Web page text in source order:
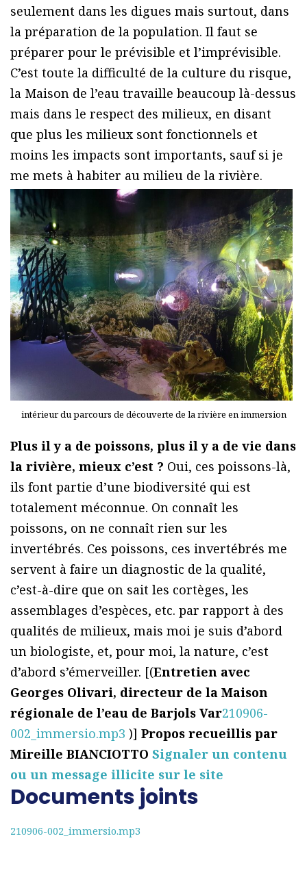
seulement dans les digues mais surtout, dans
la préparation de la population. Il faut se
préparer pour le prévisible et l’imprévisible.
C’est toute la difficulté de la culture du risque,
la Maison de l’eau travaille beaucoup là-dessus
mais dans le respect des milieux, en disant
que plus les milieux sont fonctionnels et
moins les impacts sont importants, sauf si je
me mets à habiter au milieu de la rivière.
intérieur du parcours de découverte de la rivière en immersion
Plus il y a de poissons, plus il y a de vie dans
la rivière, mieux c’est ? Oui, ces poissons-là,
ils font partie d’une biodiversité qui est
totalement méconnue. On connaît les
poissons, on ne connaît rien sur les
invertébrés. Ces poissons, ces invertébrés me
servent à faire un diagnostic de la qualité,
c’est-à-dire que on sait les cortèges, les
assemblages d’espèces, etc. par rapport à des
qualités de milieux, mais moi je suis d’abord
un biologiste, et, pour moi, la nature, c’est
d’abord s’émerveiller. [(Entretien avec
Georges Olivari, directeur de la Maison
régionale de l’eau de Barjols Var210906-
002_immersio.mp3 )] Propos recueillis par
Mireille BIANCIOTTO Signaler un contenu
ou un message illicite sur le site
Documents joints
210906-002_immersio.mp3